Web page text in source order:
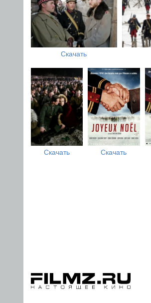
Скачать
Скачать Скачать